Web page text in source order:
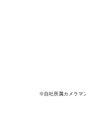
※自社所属カメラマ